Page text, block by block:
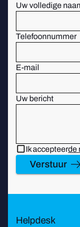
Uw volledige
Telefoonnummer
E-mail
Uw bericht
Ik accepteerde
Verstuur
Helpdesk